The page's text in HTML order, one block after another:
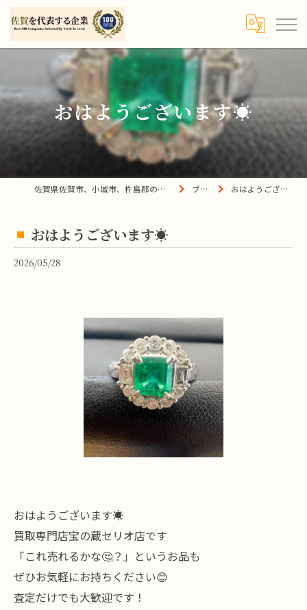
おはようございます☀
佐賀県佐賀市、小城市、杵島郡の買取は宝の蔵へ ブログ おはようございます☀
おはようございます☀
2026/05/28
おはようございます☀
買取専門店宝の蔵セリオ店です
「これ売れるかな🤔？」というお品も
ぜひお気軽にお持ちください😊
査定だけでも大歓迎です！